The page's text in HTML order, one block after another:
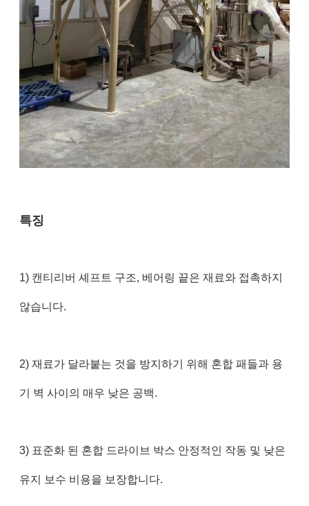
특징
1) 캔티리버 셰프트 구조, 베어링 끝은 재료와 접촉하지
않습니다.
2) 재료가 달라붙는 것을 방지하기 위해 혼합 패들과 용
기 벽 사이의 매우 낮은 공백.
3) 표준화 된 혼합 드라이브 박스 안정적인 작동 및 낮은
유지 보수 비용을 보장합니다.